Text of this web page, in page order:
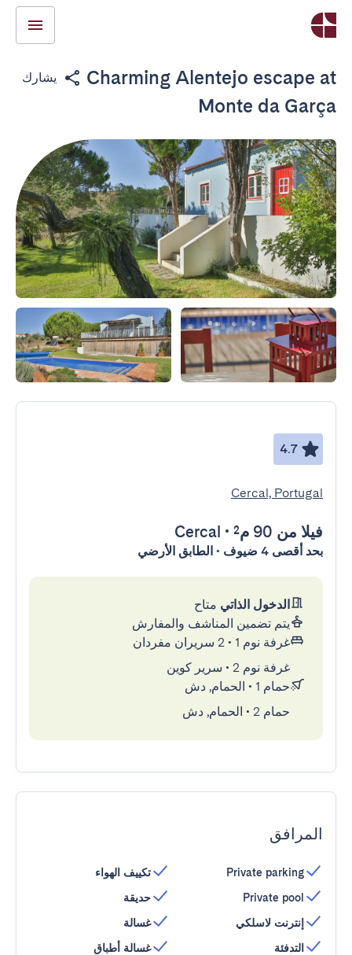
Charming Alentejo escape at
Monte da Garça
يشارك
4.7
Cercal, Portugal
فيلا من 90 م² •
Cercal
بحد أقصى 4 ضيوف • الطابق الأرضي
الدخول الذاتي متاح
يتم تضمين المناشف والمفارش
غرفة نوم 1
• 2 سريران مفردان
غرفة نوم 2
• سرير كوين
حمام 1
• الحمام, دش
حمام 2
• الحمام, دش
المرافق
Private parking
Private pool
إنترنت لاسلكي
التدفئة
تكييف الهواء
حديقة
غسالة
غسالة أطباق